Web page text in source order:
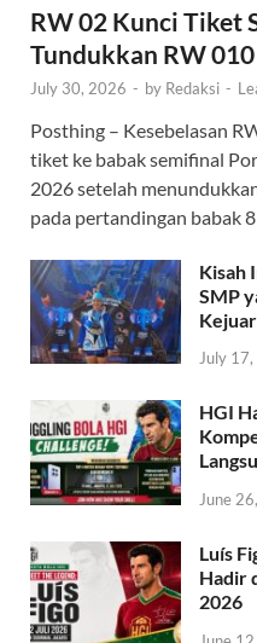
RW 02 Kunci Tiket
Tundukkan RW
July 30, 2026 - by Redaksi -
Posthing – Kesebelasan
tiket ke babak semifinal
2026 setelah
pada pertandingan babak 8
Kisah
SMP
July
HGI
June
Luís
Hadir
2026